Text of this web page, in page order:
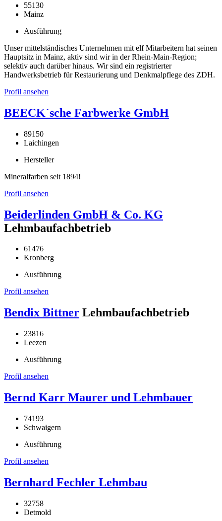
55130
Mainz
Ausführung
Unser mittelständisches Unternehmen mit elf Mitarbeitern hat seinen
Hauptsitz in Mainz, aktiv sind wir in der Rhein-Main-Region;
selektiv auch darüber hinaus. Wir sind ein registrierter
Handwerksbetrieb für Restaurierung und Denkmalpflege des ZDH.
Profil ansehen
BEECK`sche Farbwerke GmbH
89150
Laichingen
Hersteller
Mineralfarben seit 1894!
Profil ansehen
Beiderlinden GmbH & Co. KG
Lehmbaufachbetrieb
61476
Kronberg
Ausführung
Profil ansehen
Bendix Bittner Lehmbaufachbetrieb
23816
Leezen
Ausführung
Profil ansehen
Bernd Karr Maurer und Lehmbauer
74193
Schwaigern
Ausführung
Profil ansehen
Bernhard Fechler Lehmbau
32758
Detmold